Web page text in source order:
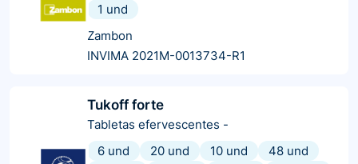
1 und
Zambon
INVIMA 2021M-0013734-R1
Tukoff forte
Tabletas efervescentes -
6 und
20 und 10 und
48 und